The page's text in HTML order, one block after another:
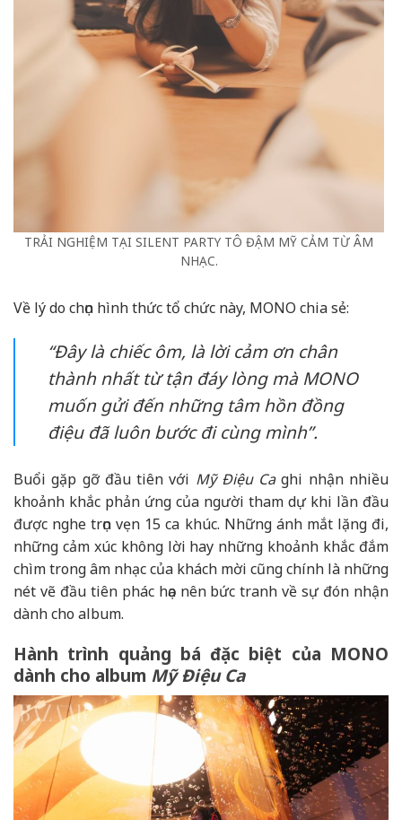
TRẢI NGHIỆM TẠI SILENT PARTY TÔ ĐẬM MỸ CẢM TỪ ÂM
NHẠC.
Về lý do chọn hình thức tổ chức này, MONO chia sẻ:
“Đây là chiếc ôm, là lời cảm ơn chân
thành nhất từ tận đáy lòng mà MONO
muốn gửi đến những tâm hồn đồng
điệu đã luôn bước đi cùng mình”.
Buổi gặp gỡ đầu tiên với Mỹ Điệu Caghi nhận nhiều
khoảnh khắc phản ứng của người tham dự khi lần đầu
được nghe trọn vẹn 15 ca khúc. Những ánh mắt lặng đi,
những cảm xúc không lời hay những khoảnh khắc đắm
chìm trong âm nhạc của khách mời cũng chính là những
nét vẽ đầu tiên phác họa nên bức tranh về sự đón nhận
dành cho album.
Hành trình quảng bá đặc biệt của MONO
dành cho album Mỹ Điệu Ca